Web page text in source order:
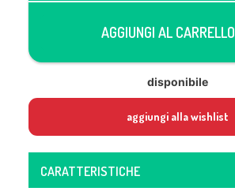
AGGIUNGI AL CARRELLO
disponibile
aggiungi alla wishlist
CARATTERISTICHE